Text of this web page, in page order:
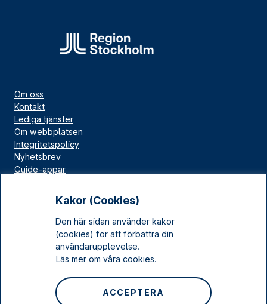
Kakor (Cookies)
Den här sidan använder kakor
(cookies) för att förbättra din
användarupplevelse.
Läs mer om våra cookies.
ACCEPTERA
Om oss
Kontakt
Lediga tjänster
Om webbplatsen
Integritetspolicy
Nyhetsbrev
Guide-appar
Kulturarv Stockholm
Sociala medier
Instagram
LinkedIn